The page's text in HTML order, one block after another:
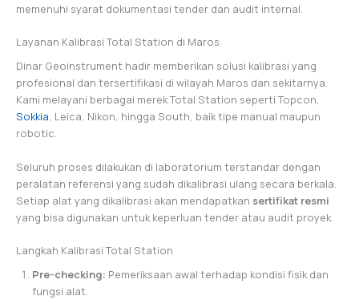
memenuhi syarat dokumentasi tender dan audit internal.
Layanan Kalibrasi Total Station di Maros
Dinar Geoinstrument hadir memberikan solusi kalibrasi yang
profesional dan tersertifikasi di wilayah Maros dan sekitarnya.
Kami melayani berbagai merek Total Station seperti Topcon,
Sokkia, Leica, Nikon, hingga South, baik tipe manual maupun
robotic.
Seluruh proses dilakukan di laboratorium terstandar dengan
peralatan referensi yang sudah dikalibrasi ulang secara berkala.
Setiap alat yang dikalibrasi akan mendapatkan sertifikat resmi
yang bisa digunakan untuk keperluan tender atau audit proyek.
Langkah Kalibrasi Total Station
Pre-checking: Pemeriksaan awal terhadap kondisi fisik dan
fungsi alat.